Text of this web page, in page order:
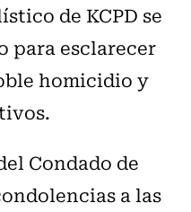
de KCPD se
para esclarecer
homicidio y
Condado de
a las